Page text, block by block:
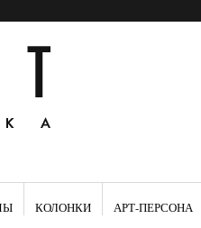
КОЛОНКИ АРТ-ПЕРСОНА